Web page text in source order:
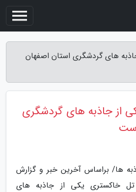
های گردشگری استان اصفهان
از جاذبه های گردشگری
ها/ براساس آخرین خبر و گزارش
خاکستری یکی از جاذبه های